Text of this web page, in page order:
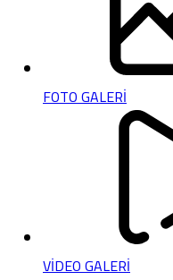
FOTO GALERİ
VİDEO GALERİ